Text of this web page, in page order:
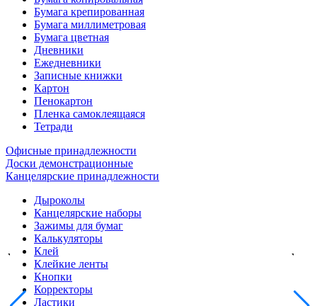
Бумага крепированная
Бумага миллиметровая
Бумага цветная
Дневники
Ежедневники
Записные книжки
Картон
Пенокартон
Пленка самоклеящаяся
Тетради
Офисные принадлежности
Доски демонстрационные
Канцелярские принадлежности
Дыроколы
Канцелярские наборы
Зажимы для бумаг
Калькуляторы
Клей
Клейкие ленты
Кнопки
Корректоры
Ластики